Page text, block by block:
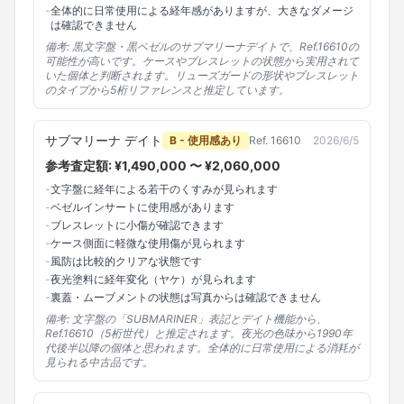
-全体的に日常使用による経年感がありますが、大きなダメージ
は確認できません
備考: 黒文字盤・黒ベゼルのサブマリーナデイトで、Ref.16610の
可能性が高いです。ケースやブレスレットの状態から実用されて
いた個体と判断されます。リューズガードの形状やブレスレット
のタイプから5桁リファレンスと推定しています。
サブマリーナ デイト B - 使用感あり Ref. 16610 2026/6/5
参考査定額: ¥1,490,000 〜 ¥2,060,000
-文字盤に経年による若干のくすみが見られます
-ベゼルインサートに使用感があります
-ブレスレットに小傷が確認できます
-ケース側面に軽微な使用傷が見られます
-風防は比較的クリアな状態です
-夜光塗料に経年変化（ヤケ）が見られます
-裏蓋・ムーブメントの状態は写真からは確認できません
備考: 文字盤の「SUBMARINER」表記とデイト機能から、
Ref.16610（5桁世代）と推定されます。夜光の色味から1990年
代後半以降の個体と思われます。全体的に日常使用による消耗が
見られる中古品です。